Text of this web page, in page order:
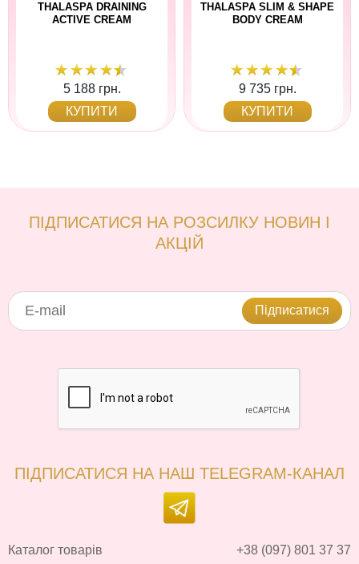
THALASPA DRAINING
ACTIVE CREAM
5 188 грн.
КУПИТИ
THALASPA SLIM & SHAPE
BODY CREAM
9 735 грн.
КУПИТИ
ПІДПИСАТИСЯ НА РОЗСИЛКУ НОВИН І
АКЦІЙ
Підписатися
ПІДПИСАТИСЯ НА НАШ TELEGRAM-КАНАЛ
Каталог товарів +38 (097) 801 37 37